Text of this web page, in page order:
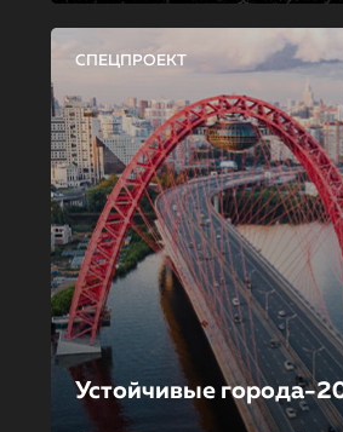
СПЕЦПРОЕКТ
Устойчивые города-